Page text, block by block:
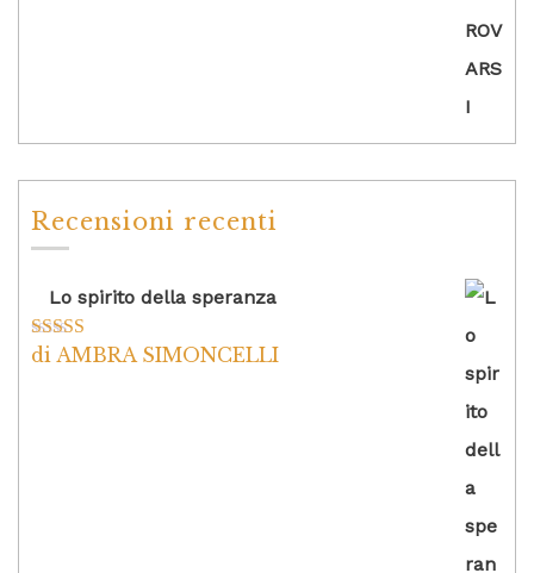
Recensioni recenti
Lo spirito della speranza
Valutato5su
di AMBRA SIMONCELLI